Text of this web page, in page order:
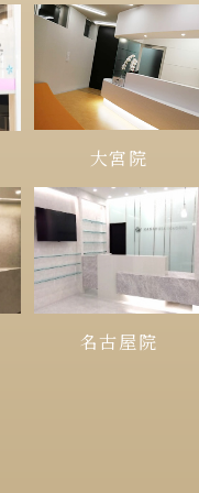
大宮院
名古屋院